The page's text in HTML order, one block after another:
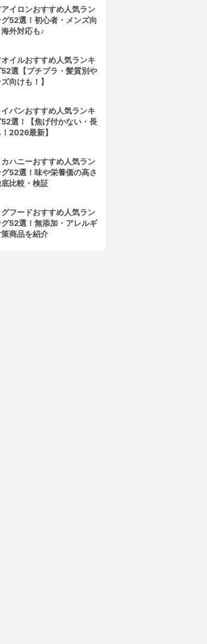
ョン
(50)
ふきとり化粧水
イロンおすすめ人気ラン
グ52選！初心者・メンズ向
外対応も♪
イルおすすめ人気ランキ
52選【プチプラ・髪質別や
向けも！】
イパンおすすめ人気ランキ
52選！【焦げ付かない・長
2026最新】
カハニーおすすめ人気ラン
グ52選！味や栄養価の高さ
底比較・検証
グフードおすすめ人気ラン
グ52選！無添加・アレルギ
策商品を紹介